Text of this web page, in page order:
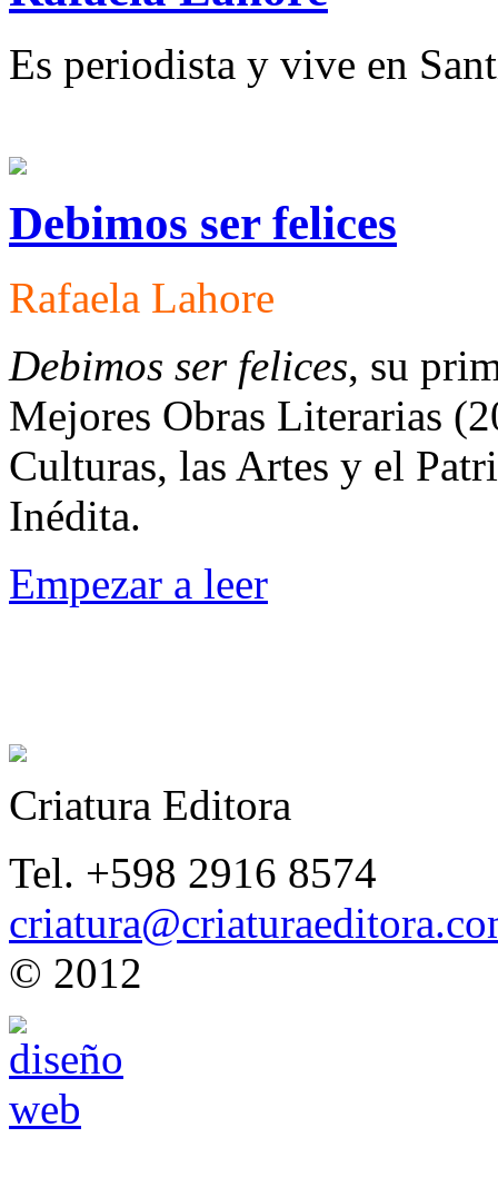
Es periodista y vive en
Debimos ser felices
Rafaela Lahore
Debimos ser felices, su
Mejores Obras Literarias
Culturas, las Artes y el
Inédita.
Empezar a leer
Criatura Editora
Tel. +598 2916 8574
© 2012